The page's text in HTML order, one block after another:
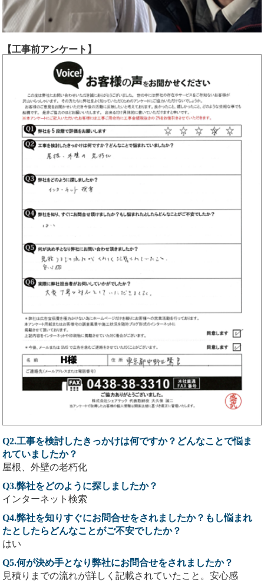
【工事前アンケート】
Q2.工事を検討したきっかけは何ですか？どんなことで悩ま
れていましたか？
屋根、外壁の老朽化
Q3.弊社をどのように探しましたか？
インターネット検索
Q4.弊社を知りすぐにお問合せをされましたか？もし悩まれ
たとしたらどんなことがご不安でしたか？
はい
Q5.何が決め手となり弊社にお問合せをされましたか？
見積りまでの流れが詳しく記載されていたこと。安心感